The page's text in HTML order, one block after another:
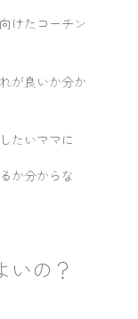
けたコーチン
が良いか分か
たいママに
か分からな
いの？